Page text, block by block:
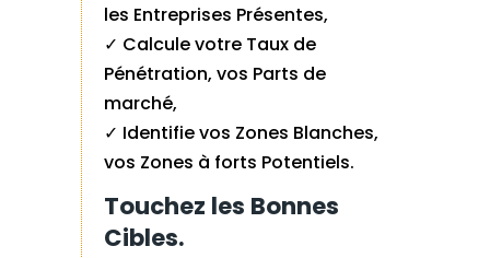
les Entreprises Présentes,
✓ Calcule votre Taux de
Pénétration, vos Parts de
marché,
✓ Identifie vos Zones Blanches,
vos Zones à forts Potentiels.
Touchez les Bonnes
Cibles.